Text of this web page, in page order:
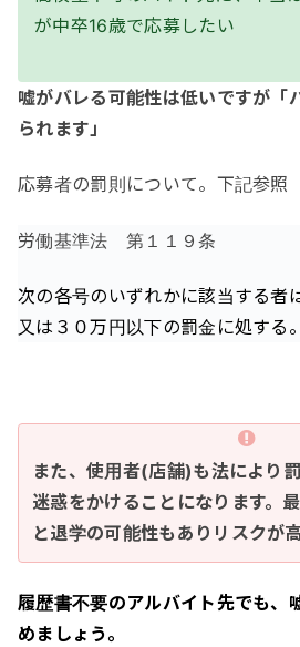
が中卒16歳で応募したい
嘘がバレる可能性は低いですが「
られます」
応募者の罰則について。下記参照
労働基準法 第１１９条
次の各号のいずれかに該当する者
又は３０万円以下の罰金に処する。
また、使用者(店舗)も法により
迷惑をかけることになります。
と退学の可能性もありリスクが
履歴書不要のアルバイト先でも、
めましょう。